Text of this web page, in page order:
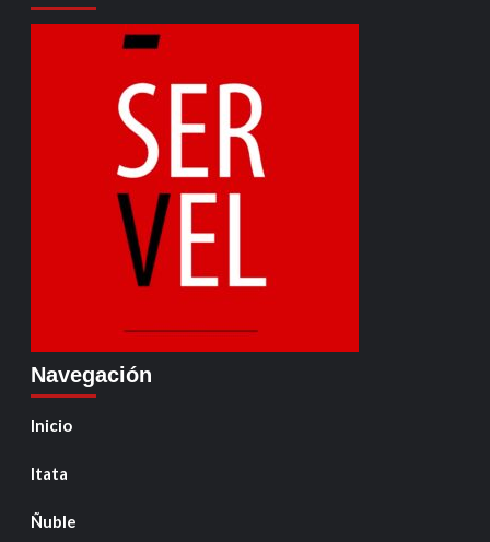
Navegación
Inicio
Itata
Ñuble